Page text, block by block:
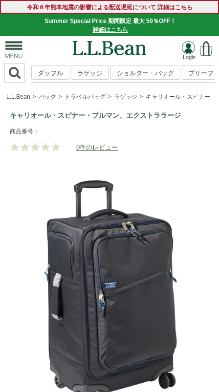
令和８年熊本地震の影響による配送遅延について 詳細はこちら
Summer Special Price 期間限定 最大 50％OFF！
詳細はこちら
ダッフル ラゲッジ ショルダー・バッグ ブリーフ
L.L.Bean バッグ トラベルバッグ ラゲッジ キャリオール・スピナー
キャリオール・スピナー・プルマン、エクストララージ
https://www.llbean.co.jp/tote-
travel/travel-
商品番号：
評
し.
同
じ
ペ
ジ
の
リ
ン
ク。
0件のレビュー